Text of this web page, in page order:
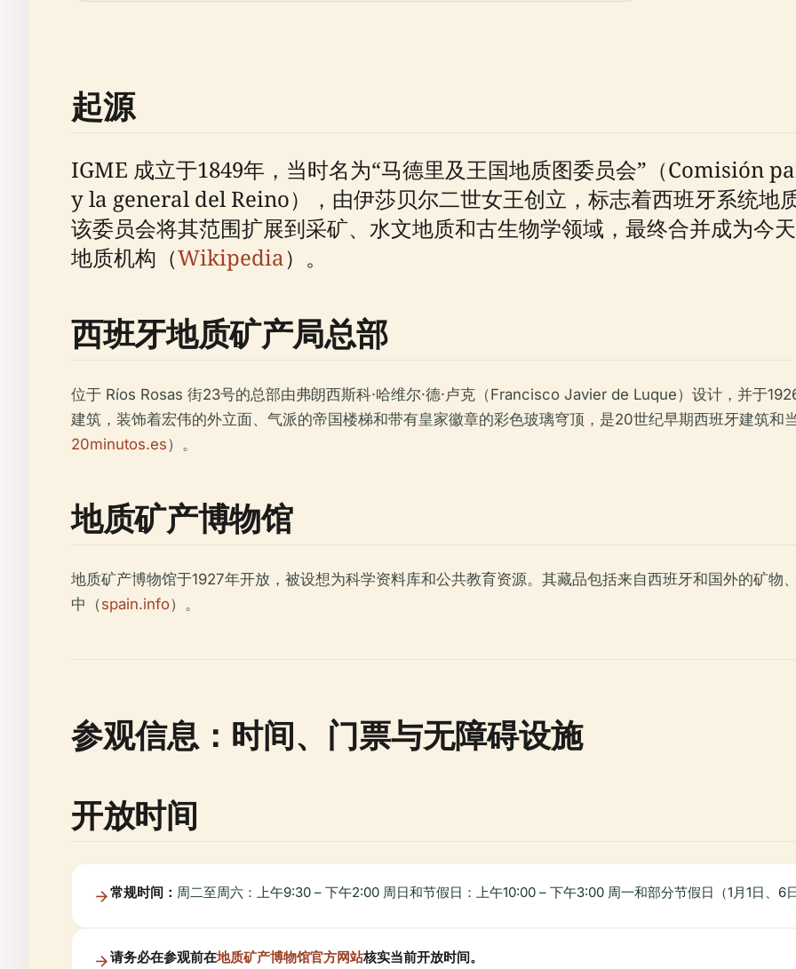
起源
IGME 成立于1849年，当时名为“马德里及王国地质图委员会”（Comisión
y la general del Reino），由伊莎贝尔二世女王创立，标志着西班牙系统地
该委员会将其范围扩展到采矿、水文地质和古生物学领域，最终合并成为今
地质机构（Wikipedia）。
西班牙地质矿产局总部
位于 Ríos Rosas 街23号的总部由弗朗西斯科·哈维尔·德·卢克（Francisco Javier de Luque）设计，并于
建筑，装饰着宏伟的外立面、气派的帝国楼梯和带有皇家徽章的彩色玻璃穹顶，是20世纪早期西班牙建筑和
20minutos.es）。
地质矿产博物馆
地质矿产博物馆于1927年开放，被设想为科学资料库和公共教育资源。其藏品包括来自西班牙和国外的矿物
中（spain.info）。
参观信息：时间、门票与无障碍设施
开放时间
常规时间： 周二至周六：上午9:30 – 下午2:00 周日和节假日：上午10:00 – 下午3:00 周一和部分节假日（1月1日、6
请务必在参观前在地质矿产博物馆官方网站核实当前开放时间。